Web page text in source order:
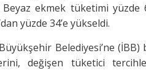
Beyaz ekmek tüketimi
yüzde 34’e yükseldi.
Belediyesi’ne
değişen tüketici